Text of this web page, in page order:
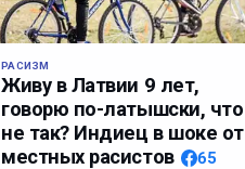
РАСИЗМ
Живу в Латвии 9 лет,
говорю по-латышски, что
не так? Индиец в шоке от
местных расистов
65